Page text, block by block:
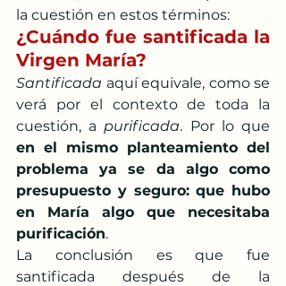
la cuestión en estos términos:
¿Cuándo fue santificada la
Virgen María?
Santificada aquí equivale, como se
verá por el contexto de toda la
cuestión, a purificada
en el mismo planteamiento del
problema ya se da algo como
presupuesto y seguro: que hubo
en María algo que necesitaba
purificación.
La conclusión es que fue
santificada después de la